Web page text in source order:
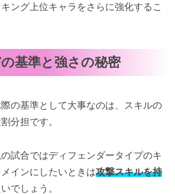
ング上位キャラをさらに強化するこ
基準と強さの秘密
の基準として大事なのは、スキルの
分担です。
試合ではディフェンダータイプのキ
インにしたいときは攻撃スキルを持
でしょう。